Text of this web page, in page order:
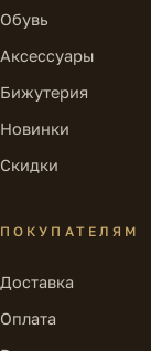
Обувь
Аксессуары
Бижутерия
Новинки
Скидки
ПОКУПАТЕЛЯМ
Доставка
Оплата